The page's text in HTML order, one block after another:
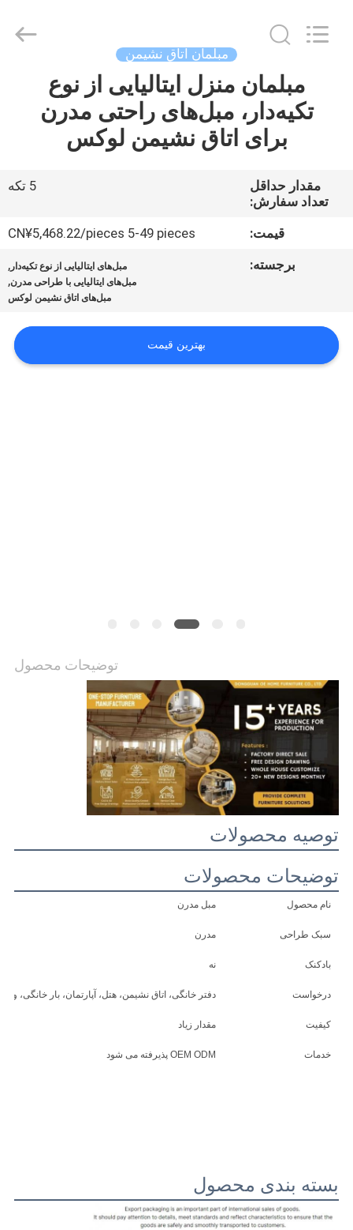
محصولات
فیلم
های
نمایش
دربارهی
ما
موارد
درخواست
قول
نقشه
سایت
سیاست
حفظ
حریم
خصوصی
Furniture
مبلمان اتاق نشیمن
مبلمان منزل ایتالیایی از نوع
تکیه‌دار، مبل‌های راحتی مدرن
برای اتاق نشیمن لوکس
مقدار حداقل
تعداد سفارش:
5 تکه
قیمت:
CN¥5,468.22/pieces 5-49 pieces
برجسته:
مبل‌های ایتالیایی از نوع تکیه‌دار ,
مبل‌های ایتالیایی با طراحی مدرن,
مبل‌های اتاق نشیمن لوکس
بهترین قیمت
توضیحات محصول
توصیه محصولات
توضیحات محصولات
نام محصول مبل مدرن
سبک طراحی مدرن
بادکنک نه
درخواست دفتر خانگی، اتاق نشیمن، هتل، آپارتمان، بار خانگی،
کیفیت مقدار زیاد
خدمات OEM ODM پذیرفته می شود
بسته بندی محصول